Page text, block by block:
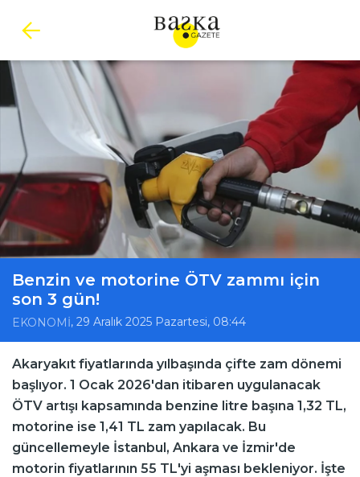
Benzin ve motorine ÖTV zammı için
son 3 gün!
EKONOMİ, 29 Aralık 2025 Pazartesi, 08:44
Akaryakıt fiyatlarında yılbaşında çifte zam dönemi
başlıyor. 1 Ocak 2026'dan itibaren uygulanacak
ÖTV artışı kapsamında benzine litre başına 1,32 TL,
motorine ise 1,41 TL zam yapılacak. Bu
güncellemeyle İstanbul, Ankara ve İzmir'de
motorin fiyatlarının 55 TL'yi aşması bekleniyor. İşte